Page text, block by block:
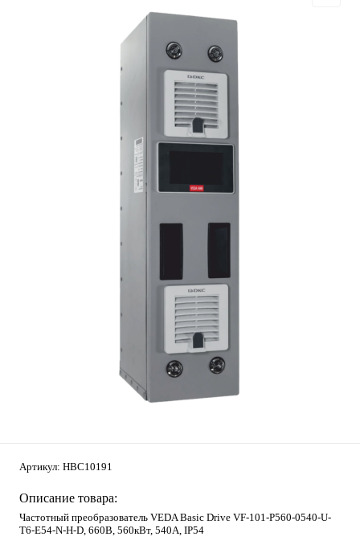
Артикул: HBC10191
Описание товара:
Частотный преобразователь VEDA Basic Drive VF-101-P560-0540-U-
T6-E54-N-H-D, 660В, 560кВт, 540А, IP54